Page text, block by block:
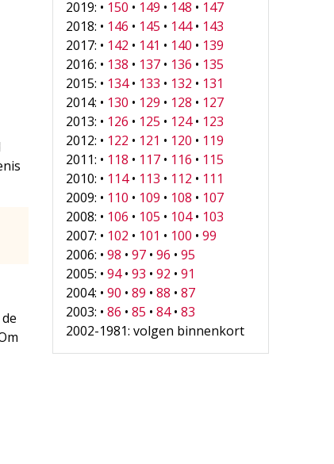
2019: • 150 • 149 • 148 • 147
2018: • 146 • 145 • 144• 143
2017: • 142 • 141 • 140 • 139
2016: • 138 • 137 • 136 • 135
2015: • 134• 133 • 132 • 131
2014: • 130 • 129 • 128 • 127
2013: • 126 • 125 • 124• 123
2012: • 122 • 121 • 120 • 119
2011: • 118 • 117 • 116 • 115
2010: • 114• 113 • 112 • 111
2009: • 110 • 109 • 108 • 107
2008: • 106 • 105 • 104• 103
2007: • 102 • 101 • 100 •99
2006: •98 •97 •96 •95
2005: •94•93 •92 •91
2004: •90 •89 •88 •87
2003: •86 •85 •84•83
2002-1981: volgen binnenkort